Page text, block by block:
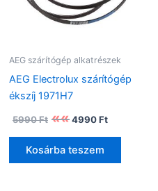
AEG szárítógép alkatrészek
AEG Electrolux szárítógép
ékszíj 1971H7
5990Ft
Original
price
was:
5990 Ft.
4990Ft
price
is:
Kosárba teszem